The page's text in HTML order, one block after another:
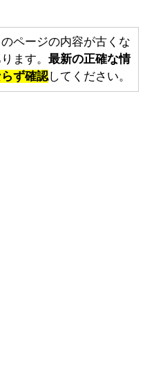
ページの内容が古くな
ます。 最新の正確な情
ず確認してください。